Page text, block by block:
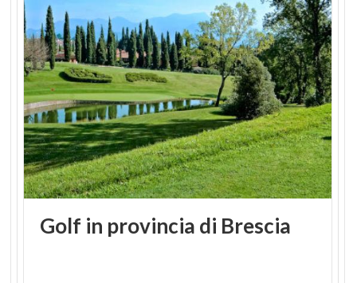
Golf in provincia di Brescia